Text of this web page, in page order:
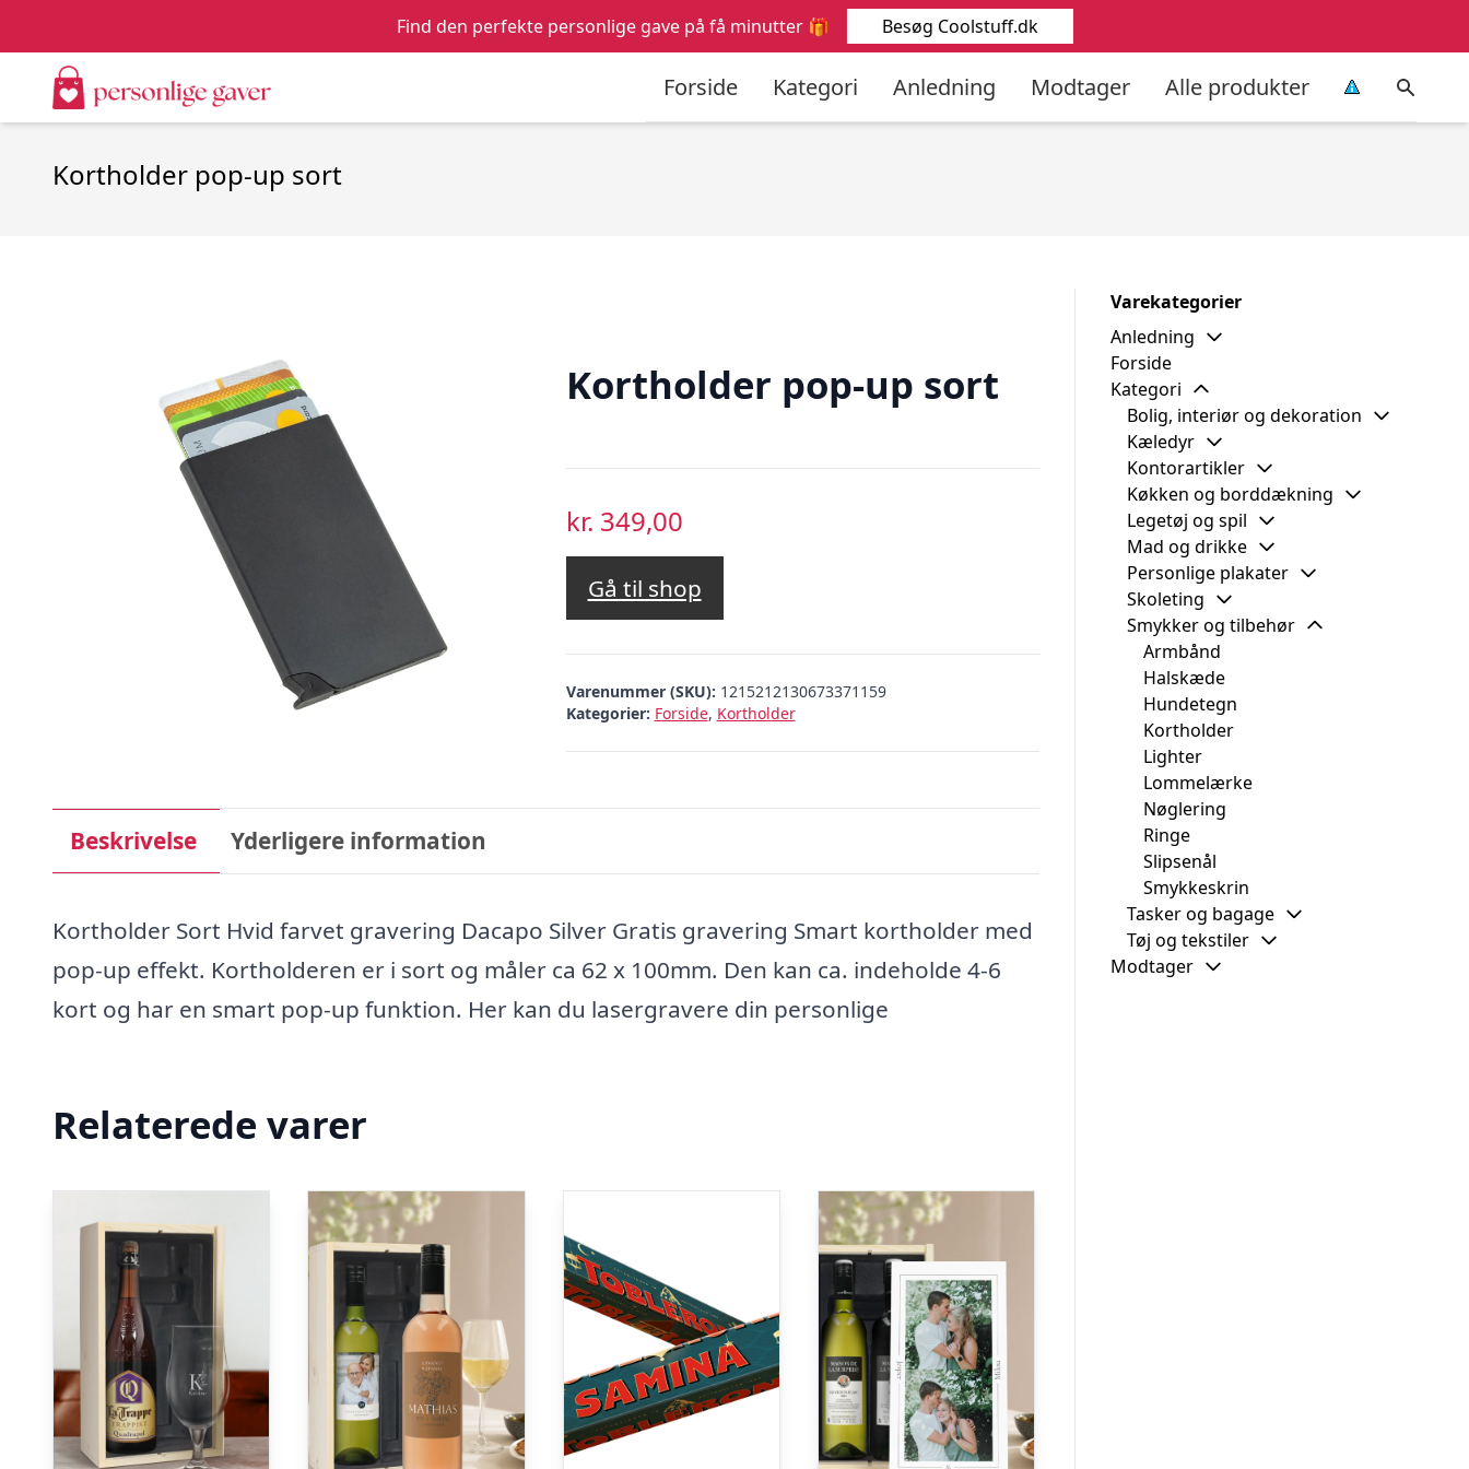
Forside Kategori Anledning Modtager Alle produkter
efter:
Kortholder pop-up sort
Kortholder pop-up sort
kr. 349,00
Gå til shop
Varenummer (SKU): 1215212130673371159
Kategorier: Forside, Kortholder
Beskrivelse Yderligere information
Kortholder Sort Hvid farvet gravering Dacapo Silver Gratis gravering Smart kortholder med
pop-up effekt. Kortholderen er i sort og måler ca 62 x 100mm. Den kan ca. indeholde 4-6
kort og har en smart pop-up funktion. Her kan du lasergravere din personlige
Relaterede varer
Varekategorier
Anledning
Forside
Kategori
Bolig, interiør og dekoration
Kæledyr
Kontorartikler
Køkken og borddækning
Legetøj og spil
Mad og drikke
Personlige plakater
Skoleting
Smykker og tilbehør
Armbånd
Halskæde
Hundetegn
Kortholder
Lighter
Lommelærke
Nøglering
Ringe
Slipsenål
Smykkeskrin
Tasker og bagage
Tøj og tekstiler
Modtager
Find den perfekte personlige gave på få minutter 🎁 Besøg Coolstuff.dk